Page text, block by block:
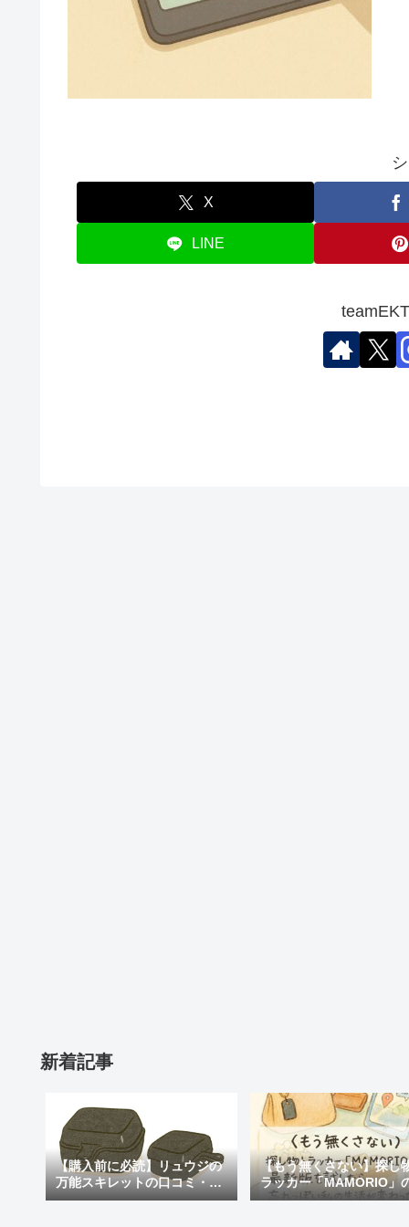
X
LINE
新着記事
【購入前に必読】リュウジの
万能スキレットの口コミ・評
判まとめ｜後悔しないための
【もう無くさない】探し
ラッカー「MAMORIO」
新版を試したら、忘れっ